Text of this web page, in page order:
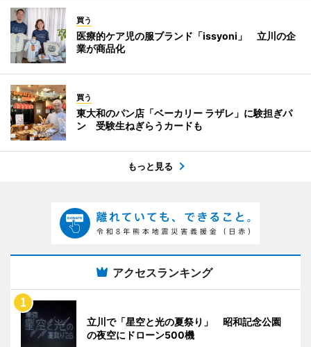
買う
医療的ケア児の服ブランド「issyoni」 立川の企
業が商品化
買う
東大和のパン店「ベーカリー ラザレ」に験担ぎパ
ン 受験生ねぎらうカードも
もっと見る
アクセスランキング
立川で「星空と光の夏祭り」 昭和記念公園
の夜空にドローン500機